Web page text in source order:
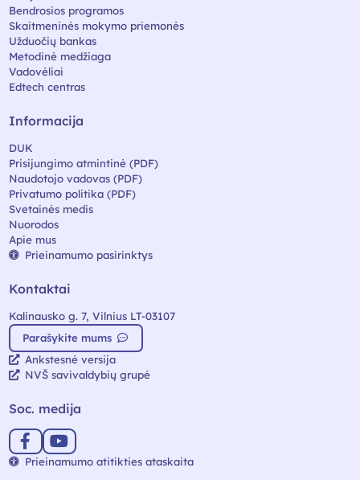
Bendrosios programos
Skaitmeninės mokymo priemonės
Užduočių bankas
Metodinė medžiaga
Vadovėliai
Edtech centras
Informacija
DUK
Prisijungimo atmintinė (PDF)
Naudotojo vadovas (PDF)
Privatumo politika (PDF)
Svetainės medis
Nuorodos
Apie mus
Prieinamumo pasirinktys
Kontaktai
Kalinausko g. 7, Vilnius LT-03107
Parašykite mums
Ankstesnė versija
NVŠ savivaldybių grupė
Soc. medija
Prieinamumo atitikties ataskaita